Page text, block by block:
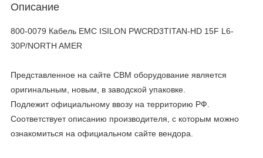
Описание
800-0079 Кабель EMC ISILON PWCRD3TITAN-HD 15F L6-
30P/NORTH AMER
Представленное на сайте CBM оборудование является
оригинальным, новым, в заводской упаковке.
Подлежит официальному ввозу на территорию РФ.
Соответствует описанию производителя, с которым можно
ознакомиться на официальном сайте вендора.